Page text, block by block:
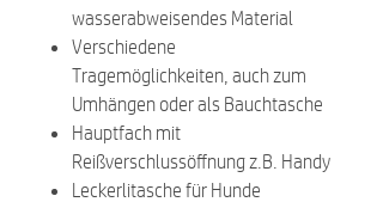
wasserabweisendes Material
Verschiedene
Tragemöglichkeiten, auch zum
Umhängen oder als Bauchtasche
Hauptfach mit
Reißverschlussöffnung z.B. Handy
Leckerlitasche für Hunde